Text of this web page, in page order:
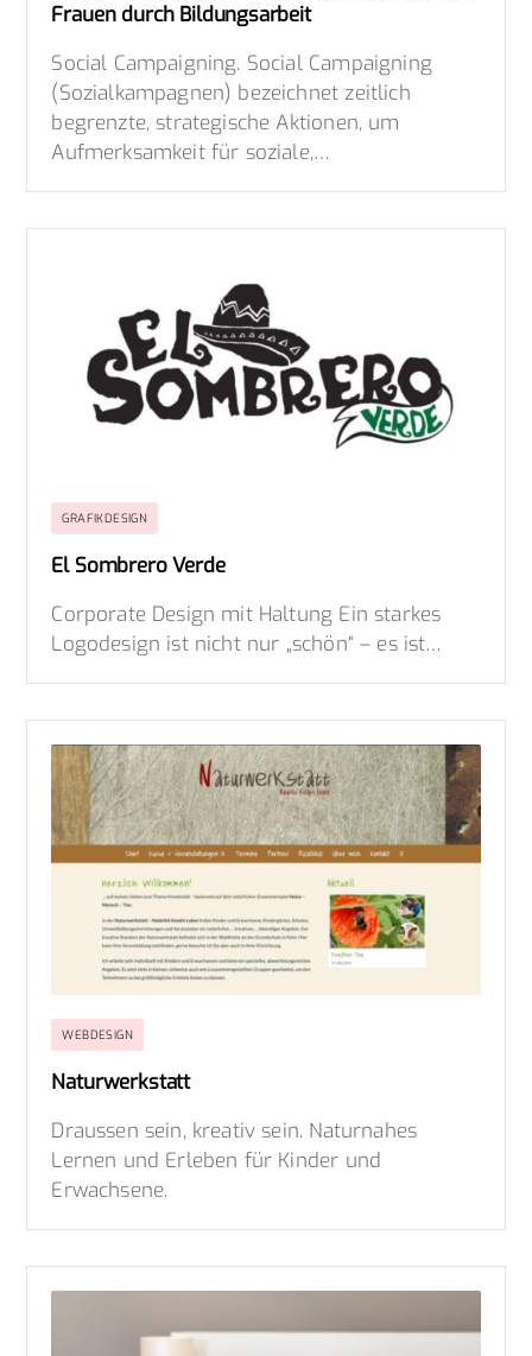
Frauen durch Bildungsarbeit
Social Campaigning. Social Campaigning
(Sozialkampagnen) bezeichnet zeitlich
begrenzte, strategische Aktionen, um
Aufmerksamkeit für soziale,…
GRAFIKDESIGN
El Sombrero Verde
Corporate Design mit Haltung Ein starkes
Logodesign ist nicht nur „schön“ – es ist…
WEBDESIGN
Naturwerkstatt
Draussen sein, kreativ sein. Naturnahes
Lernen und Erleben für Kinder und
Erwachsene.